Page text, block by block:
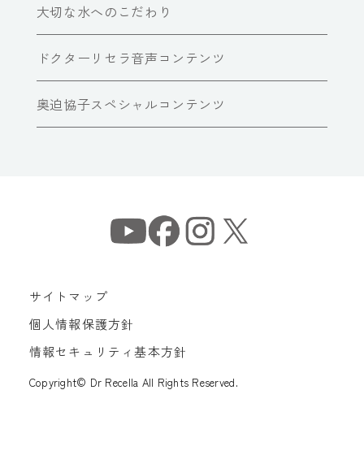
大切な水へのこだわり
ドクターリセラ音声コンテンツ
奥迫協子スペシャルコンテンツ
サイトマップ
個人情報保護方針
情報セキュリティ基本方針
Copyright© Dr Recella All Rights Reserved.